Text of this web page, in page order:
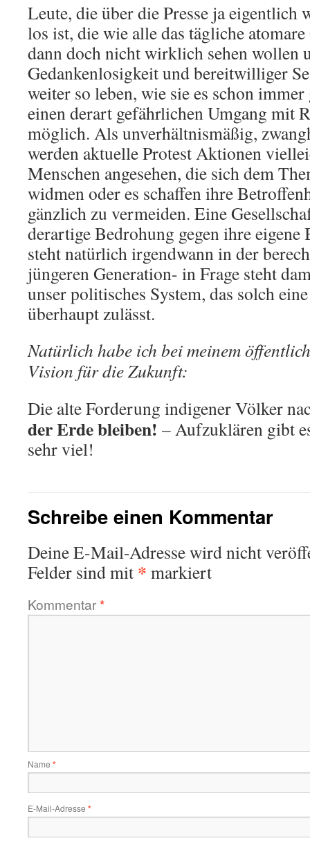
Leute, die über die Presse ja eigentlich
los ist, die wie alle das tägliche atomare
dann doch nicht wirklich sehen wollen
Gedankenlosigkeit und bereitwilliger
weiter so leben, wie sie es schon immer
einen derart gefährlichen Umgang mit
möglich. Als unverhältnismäßig,
werden aktuelle Protest Aktionen
Menschen angesehen, die sich dem
widmen oder es schaffen ihre
gänzlich zu vermeiden. Eine
derartige Bedrohung gegen ihre eigene
steht natürlich irgendwann in der
jüngeren Generation- in Frage steht
unser politisches System, das solch
überhaupt zulässt.
Natürlich habe ich bei meinem
Vision für die Zukunft:
Die alte Forderung indigener Völker
der Erde bleiben! – Aufzuklären gibt
sehr viel!
Schreibe einen Kommentar
Deine E-Mail-Adresse wird nicht
Felder sind mit * markiert
Kommentar*
Name *
E-Mail-Adresse *